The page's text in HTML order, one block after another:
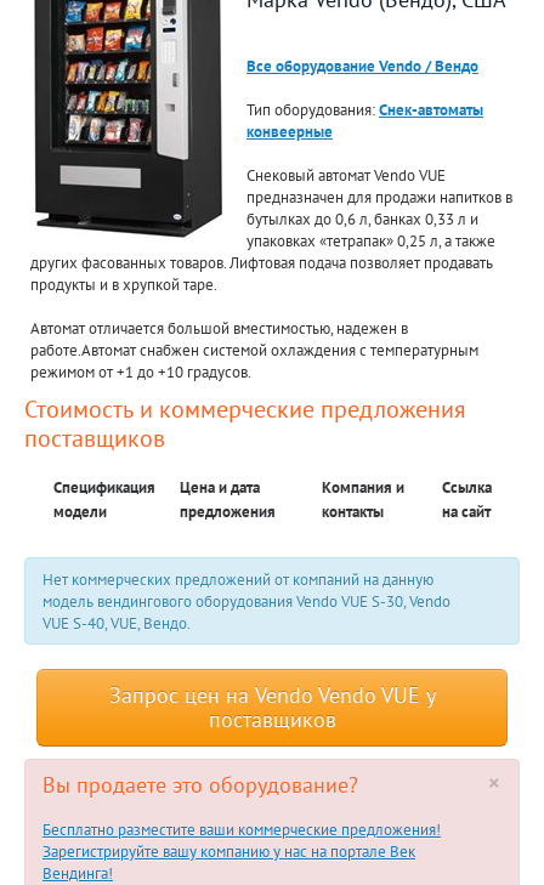
Все оборудование Vendo / Вендо
Тип оборудования:Снек-автоматы
конвеерные
Снековый автомат Vendo VUE
предназначен для продажи напитков в
бутылках до 0,6 л, банках 0,33 л и
упаковках «тетрапак» 0,25 л, а также
других фасованных товаров. Лифтовая подача позволяет продавать
продукты и в хрупкой таре.
Автомат отличается большой вместимостью, надежен в
работе.Автомат снабжен системой охлаждения с температурным
режимом от +1 до +10 градусов.
Стоимость и коммерческие предложения
поставщиков
Спецификация
модели
Цена и дата
предложения
Компания и
контакты
Ссылка
на сайт
Нет коммерческих предложений от компаний на данную
модель вендингового оборудования Vendo VUE S-30, Vendo
VUE S-40, VUE, Вендо.
Запрос цен на Vendo Vendo VUE у
поставщиков
×
Вы продаете это оборудование?
Бесплатно разместите ваши коммерческие предложения!
Зарегистрируйте вашу компанию у нас на портале Век
Вендинга!